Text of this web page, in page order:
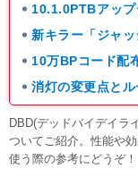
10.1.0PTBアッ
新キラー「ジャ
10万BPコード配
消灯の変更点と
DBD(デッドバイデイラ
ついてご紹介。性能や
使う際の参考にどうぞ！